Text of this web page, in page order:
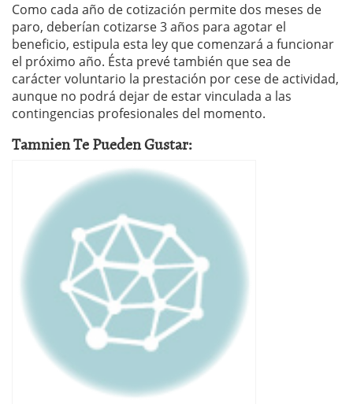
Como cada año de cotización permite dos meses de
paro, deberían cotizarse 3 años para agotar el
beneficio, estipula esta ley que comenzará a funcionar
el próximo año. Ésta prevé también que sea de
carácter voluntario la prestación por cese de actividad,
aunque no podrá dejar de estar vinculada a las
contingencias profesionales del momento.
Tamnien Te Pueden Gustar: